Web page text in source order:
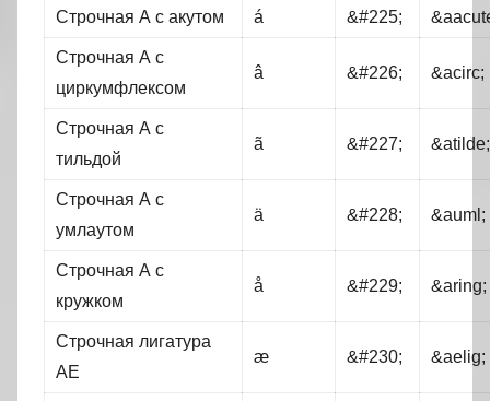
Строчная А с акутом á &#225;
Строчная А с
циркумфлексом
â &#226; &acirc;
Строчная А с
тильдой
ã &#227; &atilde;
Строчная А с
умлаутом
ä &#228; &auml;
Строчная А с
кружком
å &#229; &aring;
Строчная лигатура
АЕ
æ &#230; &aelig;